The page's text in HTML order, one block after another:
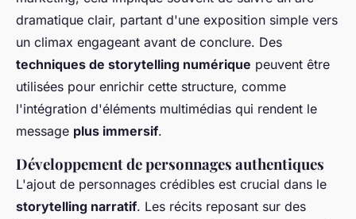
dramatique clair, partant d'une exposition simple vers
un climax engageant avant de conclure. Des
techniques de storytelling numérique peuvent être
utilisées pour enrichir cette structure, comme
l'intégration d'éléments multimédias qui rendent le
message plus immersif.
Développement de personnages authentiques
L'ajout de personnages crédibles est crucial dans le
storytelling narratif. Les récits reposant sur des